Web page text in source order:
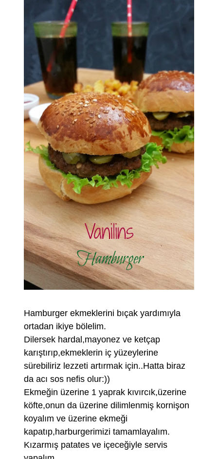
Hamburger ekmeklerini bıçak yardımıyla
ortadan ikiye bölelim.
Dilersek hardal,mayonez ve ketçap
karıştırıp,ekmeklerin iç yüzeylerine
sürebiliriz lezzeti artırmak için..Hatta biraz
da acı sos nefis olur:))
Ekmeğin üzerine 1 yaprak kıvırcık,üzerine
köfte,onun da üzerine dilimlenmiş kornişon
koyalım ve üzerine ekmeği
kapatıp,harburgerimizi tamamlayalım.
Kızarmış patates ve içeceğiyle servis